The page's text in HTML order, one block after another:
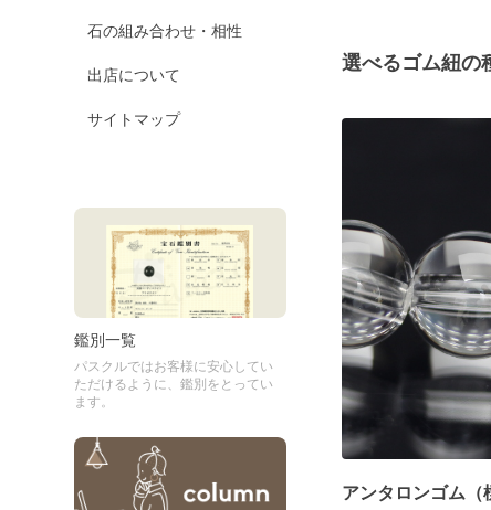
石の組み合わせ・相性
出店について
サイトマップ
鑑別一覧
パスクルではお客様に安心してい
ただけるように、鑑別をとってい
ます。
選べるゴム紐の
アンタロンゴム（